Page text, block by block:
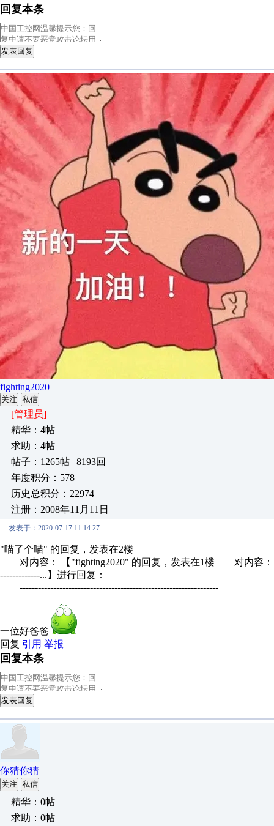
回复本条
发表回复
fighting2020
关注 私信
[管理员]
精华：4帖
求助：4帖
帖子：1265帖 | 8193回
年度积分：578
历史总积分：22974
注册：2008年11月11日
发表于：2020-07-17 11:14:27
"喵了个喵" 的回复，发表在2楼
对内容： 【"fighting2020" 的回复，发表在1楼 对内容：
-------------...】进行回复：
-----------------------------------------------------------------
一位好爸爸
回复 引用 举报
回复本条
发表回复
你猜你猜
关注 私信
精华：0帖
求助：0帖